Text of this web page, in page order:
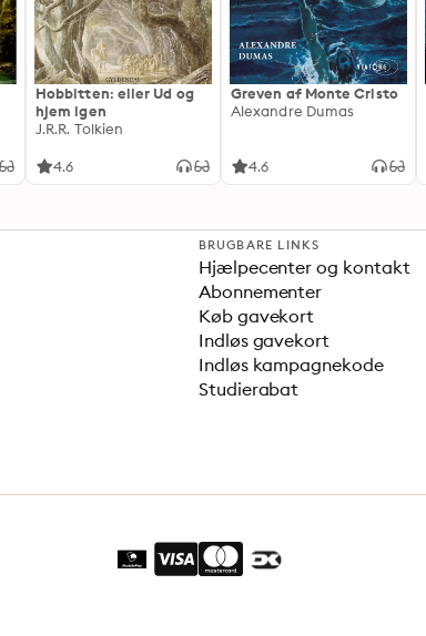
Hobbitten: eller Ud og
hjem igen
J.R.R. Tolkien
4.6
Greven af Monte Cristo
Alexandre Dumas
4.6
BRUGBARE LINKS
Hjælpecenter og kontakt
Abonnementer
Køb gavekort
Indløs gavekort
Indløs kampagnekode
Studierabat